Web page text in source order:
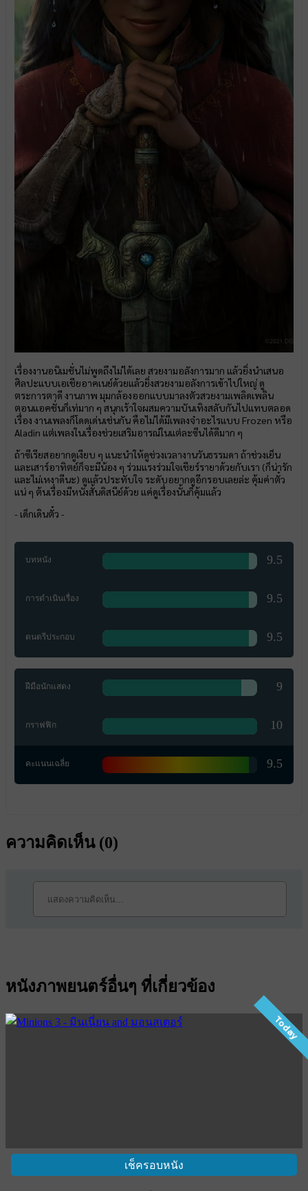
เรื่องงานอนิเมชั่นไม่พูดถึงไม่ได้เลย สวยงามอลังการมาก แล้วยิ่งนำเสนอ
ศิลปะแบบเอเชียอาคเนย์ด้วยแล้วยิ่งสวยงามอลังการเข้าไปใหญ่ ดู
ตระการตาดี งานภาพ มุมกล้องออกแบบมาลงตัวสวยงามเพลิดเพลิน
ตอนแอคชั่นก็เท่มาก ๆ สนุกเร้าใจผสมความบันเทิงสลับกันไปแทบตลอด
เรื่อง งานเพลงก็โดดเด่นเช่นกัน คือไม่ได้มีเพลงจ๋าอะไรแบบ Frozen หรือ
Aladin แต่เพลงในเรื่องช่วยเสริมอารณ์ในแต่ละซีนได้ดีมาก ๆ
ถ้าซีเรียสอยากดูเงียบ ๆ แนะนำให้ดูช่วงเวลางานวันธรรมดา ถ้าช่วงเย็น
และเสาร์อาทิตย์ก็จะมีน้อง ๆ ร่วมแรงร่วมใจเชียร์รายาด้วยกับเรา (ก็น่ารัก
และไม่เหงาดีนะ) ดูแล้วประทับใจ ระดับอยากดูอีกรอบเลยล่ะ คุ้มค่าตั๋ว
แน่ ๆ ต้นเรื่องมีหนังสั้นดิสนีย์ด้วย แค่ดูเรื่องนั้นก็คุ้มแล้ว
- เด็กเดินตั๋ว -
บทหนัง 9.5
การดำเนินเรื่อง 9.5
ดนตรีประกอบ 9.5
ฝีมือนักแสดง 9
กราฟฟิก 10
คะแนนเฉลี่ย 9.5
ความคิดเห็น (0)
หนังภาพยนตร์อื่นๆ ที่เกี่ยวข้อง
Today
เช็ครอบหนัง